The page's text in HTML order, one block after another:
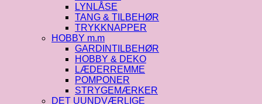
LYNLÅSE
TANG & TILBEHØR
TRYKKNAPPER
HOBBY m.m
GARDINTILBEHØR
HOBBY & DEKO
LÆDERREMME
POMPONER
STRYGEMÆRKER
DET UUNDVÆRLIGE